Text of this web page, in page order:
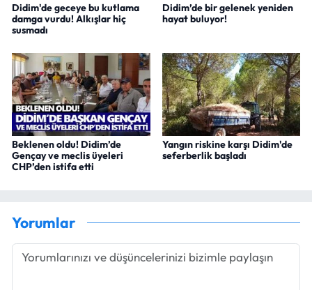
Didim'de geceye bu kutlama
damga vurdu! Alkışlar hiç
susmadı
Didim’de bir gelenek yeniden
hayat buluyor!
Beklenen oldu! Didim’de
Gençay ve meclis üyeleri
CHP’den istifa etti
Yangın riskine karşı Didim'de
seferberlik başladı
Yorumlar